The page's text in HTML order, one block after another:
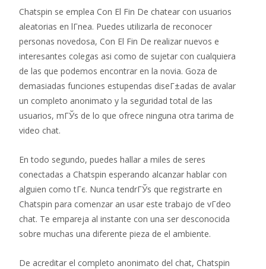
Chatspin se emplea Con El Fin De chatear con usuarios
aleatorias en lГ­nea. Puedes utilizarla de reconocer
personas novedosa, Con El Fin De realizar nuevos e
interesantes colegas asi­ como de sujetar con cualquiera
de las que podemos encontrar en la novia. Goza de
demasiadas funciones estupendas diseГ±adas de avalar
un completo anonimato y la seguridad total de las
usuarios, mГЎs de lo que ofrece ninguna otra tarima de
video chat.
En todo segundo, puedes hallar a miles de seres
conectadas a Chatspin esperando alcanzar hablar con
alguien como tГє. Nunca tendrГЎs que registrarte en
Chatspin para comenzar an usar este trabajo de vГ­deo
chat. Te empareja al instante con una ser desconocida
sobre muchas una diferente pieza de el ambiente.
De acreditar el completo anonimato del chat, Chatspin